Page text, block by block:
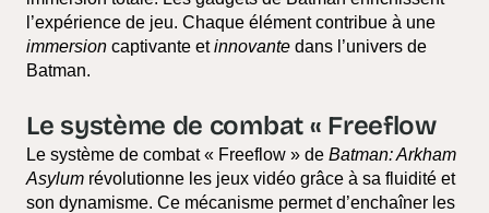
l’expérience de jeu. Chaque élément contribue à une
immersion captivante etinnovante dans l’univers de
Batman.
Le système de combat « Freeflow
Le système de combat « Freeflow » de Batman: Arkham
Asylum révolutionne les jeux vidéo grâce à sa fluidité et
son dynamisme. Ce mécanisme permet d’enchaîner les